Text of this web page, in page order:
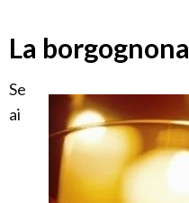
La borgognona
Se
ai